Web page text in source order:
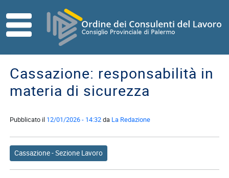
HOME
Direttivo
Consiglio
Disciplina
Contatti
Commissioni
Referenti
Cassazione: responsabilità in
materia di sicurezza
Pubblicato il 12/01/2026 - 14:32da La Redazione
Cassazione - Sezione Lavoro